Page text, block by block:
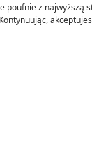
poufnie z najwyższą